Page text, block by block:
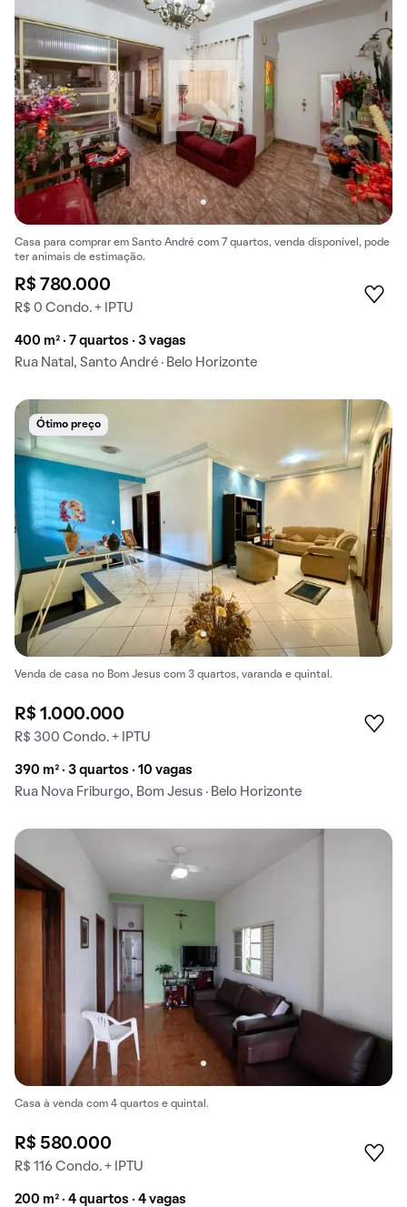
Casa para comprar em Santo André com 7 quartos, venda disponível, pode
ter animais de estimação.
R$ 780.000
R$ 0 Condo. + IPTU
400 m² · 7 quartos · 3 vagas
Rua Natal, Santo André · Belo Horizonte
Ótimo preço
Venda de casa no Bom Jesus com 3 quartos, varanda e quintal.
R$ 1.000.000
R$ 300 Condo. + IPTU
390 m² · 3 quartos · 10 vagas
Rua Nova Friburgo, Bom Jesus · Belo Horizonte
Casa à venda com 4 quartos e quintal.
R$ 580.000
R$ 116 Condo. + IPTU
200 m² · 4 quartos · 4 vagas